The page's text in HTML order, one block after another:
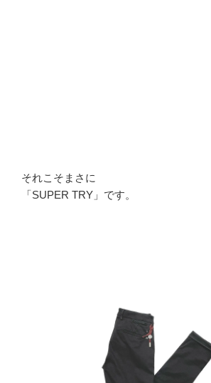
それこそまさに
「SUPER TRY」です。